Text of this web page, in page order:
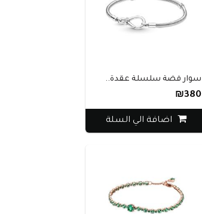
سوار فضة سلسلة عقدة..
₪380
اضافة الي السلة